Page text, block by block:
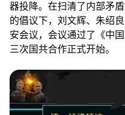
器投降。在扫清了内部矛
的倡议下，刘文辉、朱绍
安会议，会议通过了《中
三次国共合作正式开始。